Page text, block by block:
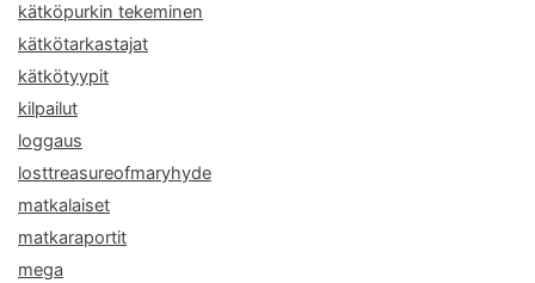
kätköpurkin tekeminen
kätkötarkastajat
kätkötyypit
kilpailut
loggaus
losttreasureofmaryhyde
matkalaiset
matkaraportit
mega